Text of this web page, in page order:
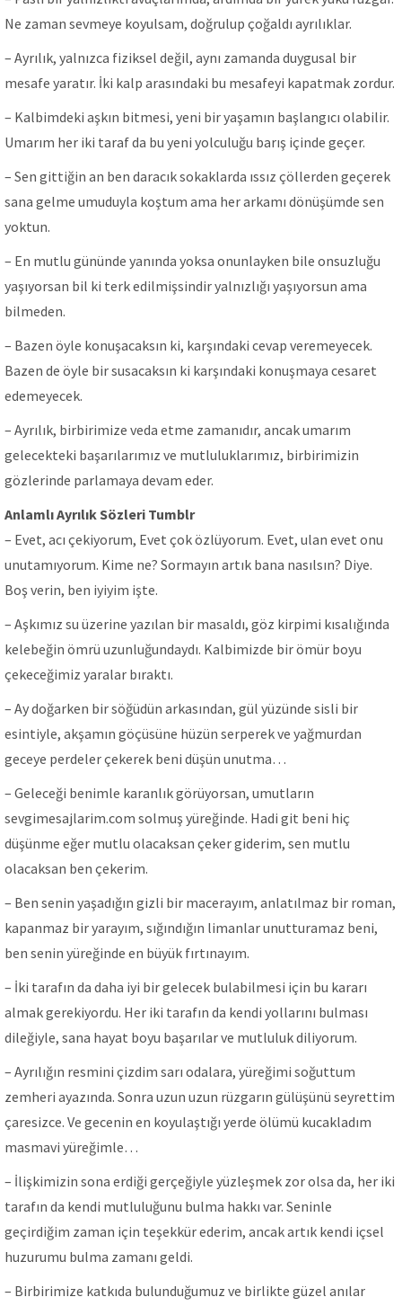
Ne zaman sevmeye koyulsam, doğrulup çoğaldı ayrılıklar.
– Ayrılık, yalnızca fiziksel değil, aynı zamanda duygusal bir
mesafe yaratır. İki kalp arasındaki bu mesafeyi kapatmak zordur.
– Kalbimdeki aşkın bitmesi, yeni bir yaşamın başlangıcı olabilir.
Umarım her iki taraf da bu yeni yolculuğu barış içinde geçer.
– Sen gittiğin an ben daracık sokaklarda ıssız çöllerden geçerek
sana gelme umuduyla koştum ama her arkamı dönüşümde sen
yoktun.
– En mutlu gününde yanında yoksa onunlayken bile onsuzluğu
yaşıyorsan bil ki terk edilmişsindir yalnızlığı yaşıyorsun ama
bilmeden.
– Bazen öyle konuşacaksın ki, karşındaki cevap veremeyecek.
Bazen de öyle bir susacaksın ki karşındaki konuşmaya cesaret
edemeyecek.
– Ayrılık, birbirimize veda etme zamanıdır, ancak umarım
gelecekteki başarılarımız ve mutluluklarımız, birbirimizin
gözlerinde parlamaya devam eder.
Anlamlı Ayrılık Sözleri Tumblr
– Evet, acı çekiyorum, Evet çok özlüyorum. Evet, ulan evet onu
unutamıyorum. Kime ne? Sormayın artık bana nasılsın? Diye.
Boş verin, ben iyiyim işte.
– Aşkımız su üzerine yazılan bir masaldı, göz kirpimi kısalığında
kelebeğin ömrü uzunluğundaydı. Kalbimizde bir ömür boyu
çekeceğimiz yaralar bıraktı.
– Ay doğarken bir söğüdün arkasından, gül yüzünde sisli bir
esintiyle, akşamın göçüsüne hüzün serperek ve yağmurdan
geceye perdeler çekerek beni düşün unutma…
– Geleceği benimle karanlık görüyorsan, umutların
sevgimesajlarim.com solmuş yüreğinde. Hadi git beni hiç
düşünme eğer mutlu olacaksan çeker giderim, sen mutlu
olacaksan ben çekerim.
– Ben senin yaşadığın gizli bir macerayım, anlatılmaz bir roman,
kapanmaz bir yarayım, sığındığın limanlar unutturamaz beni,
ben senin yüreğinde en büyük fırtınayım.
– İki tarafın da daha iyi bir gelecek bulabilmesi için bu kararı
almak gerekiyordu. Her iki tarafın da kendi yollarını bulması
dileğiyle, sana hayat boyu başarılar ve mutluluk diliyorum.
– Ayrılığın resmini çizdim sarı odalara, yüreğimi soğuttum
zemheri ayazında. Sonra uzun uzun rüzgarın gülüşünü seyrettim
çaresizce. Ve gecenin en koyulaştığı yerde ölümü kucakladım
masmavi yüreğimle…
– İlişkimizin sona erdiği gerçeğiyle yüzleşmek zor olsa da, her iki
tarafın da kendi mutluluğunu bulma hakkı var. Seninle
geçirdiğim zaman için teşekkür ederim, ancak artık kendi içsel
huzurumu bulma zamanı geldi.
– Birbirimize katkıda bulunduğumuz ve birlikte güzel anılar